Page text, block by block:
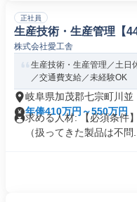
正社員
生産技術・生産管理【
株式会社愛工舎
生産技術・生産管理／土日
／交通費支給／未経験OK
岐阜県加茂郡七宗町川並
年俸410万円～550万円
求める人材: 【必須条件
（扱ってきた製品は不問...